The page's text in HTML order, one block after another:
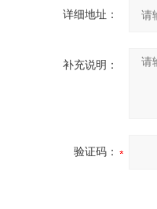
详细地址：
补充说明：
验证码：